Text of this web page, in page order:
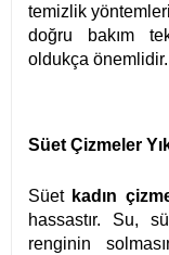
temizlik
doğru bakım
oldukça önemlidir.
Süet Çizmeler
Süet kadın
hassastır. Su,
renginin